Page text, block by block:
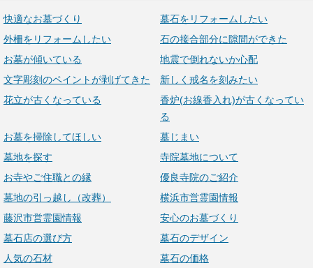
快適なお墓づくり
墓石をリフォームしたい
外柵をリフォームしたい
石の接合部分に隙間ができた
お墓が傾いている
地震で倒れないか心配
文字彫刻のペイントが剥げてきた
新しく戒名を刻みたい
花立が古くなっている
香炉(お線香入れ)が古くなってい
る
お墓を掃除してほしい
墓じまい
墓地を探す
寺院墓地について
お寺やご住職との縁
優良寺院のご紹介
墓地の引っ越し（改葬）
横浜市営霊園情報
藤沢市営霊園情報
安心のお墓づくり
墓石店の選び方
墓石のデザイン
人気の石材
墓石の価格